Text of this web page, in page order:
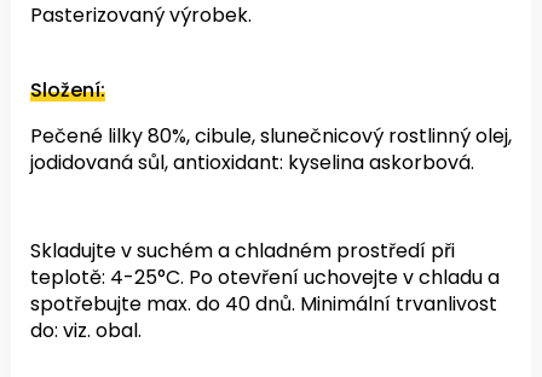
Pasterizovaný výrobek.
Složení:
Pečené lilky 80%, cibule, slunečnicový rostlinný olej,
jodidovaná sůl, antioxidant: kyselina askorbová.
Skladujte v suchém a chladném prostředí při
teplotě: 4-25°C. Po otevření uchovejte v chladu a
spotřebujte max. do 40 dnů. Minimální trvanlivost
do: viz. obal.